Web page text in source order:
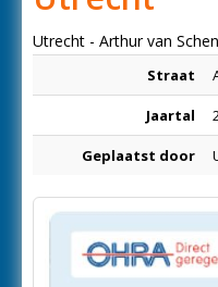
Utrecht - Arthur van
Straat
Jaartal
Geplaatst door